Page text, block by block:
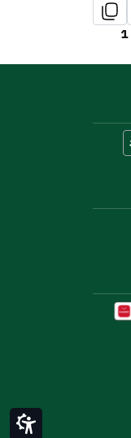
1